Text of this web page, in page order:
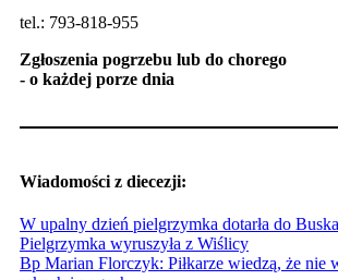
tel.: 793-818-955
Zgłoszenia pogrzebu lub do chorego
- o każdej porze dnia
Wiadomości z diecezji:
W upalny dzień pielgrzymka dotarła do
Pielgrzymka wyruszyła z Wiślicy
Bp Marian Florczyk: Piłkarze wiedzą, że nie